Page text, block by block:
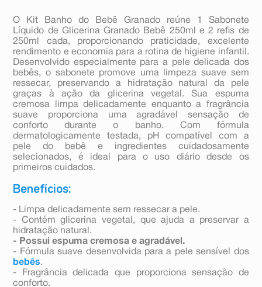
O Kit Banho do Bebê Granado reúne 1 Sabonete
Líquido de Glicerina Granado Bebê 250ml e 2 refis de
250ml cada, proporcionando praticidade, excelente
rendimento e economia para a rotina de higiene infantil.
Desenvolvido especialmente para a pele delicada dos
bebês, o sabonete promove uma limpeza suave sem
ressecar, preservando a hidratação natural da pele
graças à ação da glicerina vegetal. Sua espuma
cremosa limpa delicadamente enquanto a fragrância
suave proporciona uma agradável sensação de
conforto durante o banho. Com fórmula
dermatologicamente testada, pH compatível com a
pele do bebê e ingredientes cuidadosamente
selecionados, é ideal para o uso diário desde os
primeiros cuidados.
Benefícios:
- Limpa delicadamente sem ressecar a pele.
- Contém glicerina vegetal, que ajuda a preservar a
hidratação natural.
- Possui espuma cremosa e agradável.
- Fórmula suave desenvolvida para a pele sensível dos
bebês.
- Fragrância delicada que proporciona sensação de
conforto.